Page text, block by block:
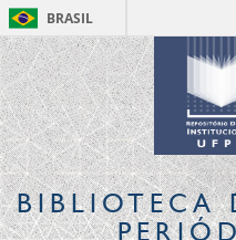
BRASIL
BIBLIOTECA